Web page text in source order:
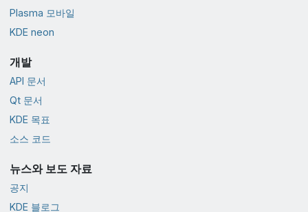
Plasma 모바일
KDE neon
개발
API 문서
Qt 문서
KDE 목표
소스 코드
뉴스와 보도 자료
공지
KDE 블로그